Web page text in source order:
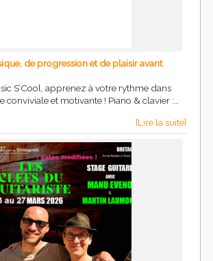
de progression et de plaisir avant
S’Cool, apprenez à votre rythme dans
conviviale et motivante ! Piano & clavier :…
[Lire la suite]